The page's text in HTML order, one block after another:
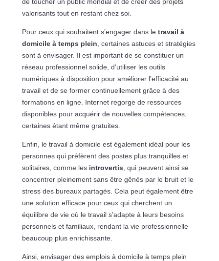
valorisants tout en restant chez soi.
Pour ceux qui souhaitent s’engager dans le travail à
domicile à temps plein , certaines astuces et stratégies
sont à envisager. Il est important de se constituer un
réseau professionnel solide, d’utiliser les outils
numériques à disposition pour améliorer l’efficacité au
travail et de se former continuellement grâce à des
formations en ligne. Internet regorge de ressources
disponibles pour acquérir de nouvelles compétences,
certaines étant même gratuites.
Enfin, le travail à domicile est également idéal pour les
personnes qui préfèrent des postes plus tranquilles et
solitaires, comme les introvertis , qui peuvent ainsi se
concentrer pleinement sans être gênés par le bruit et le
stress des bureaux partagés. Cela peut également être
une solution efficace pour ceux qui cherchent un
équilibre de vie où le travail s’adapte à leurs besoins
personnels et familiaux, rendant la vie professionnelle
beaucoup plus enrichissante.
Ainsi, envisager des emplois à domicile à temps plein